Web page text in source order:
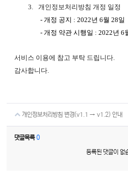
3.
개인정보처리방침 개정 일정
-개정 공지 : 2022년6월 28일
- 개정 약관 시행일 : 2022년6
서비스 이용에 참고 부탁 드립니다.
감사합니다
개인정보처리방침 변경(v1.1 → v1.2) 안내
댓글목록0
등록된 댓글이 없